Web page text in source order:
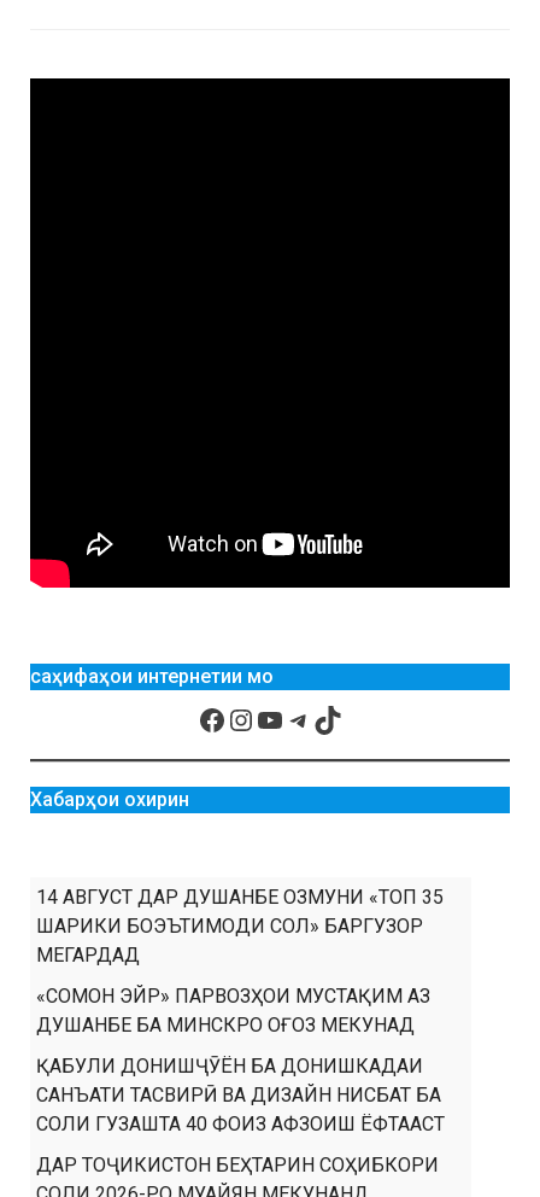
саҳифаҳои интернетии мо
Хабарҳои охирин
14 АВГУСТ ДАР ДУШАНБЕ ОЗМУНИ «ТОП 35
ШАРИКИ БОЭЪТИМОДИ СОЛ» БАРГУЗОР
МЕГАРДАД
«СОМОН ЭЙР» ПАРВОЗҲОИ МУСТАҚИМ АЗ
ДУШАНБЕ БА МИНСКРО ОҒОЗ МЕКУНАД
ҚАБУЛИ ДОНИШҶӮЁН БА ДОНИШКАДАИ
САНЪАТИ ТАСВИРӢ ВА ДИЗАЙН НИСБАТ БА
СОЛИ ГУЗАШТА 40 ФОИЗ АФЗОИШ ЁФТААСТ
ДАР ТОҶИКИСТОН БЕҲТАРИН СОҲИБКОРИ